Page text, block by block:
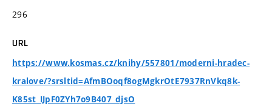
296
URL
https://www.kosmas.cz/knihy/557801/moderni-hradec-
kralove/?srsltid=AfmBOoqf8ogMgkrOtE7937RnVkq8k-
K85st_IJpF0ZYh7o9B407_djsO